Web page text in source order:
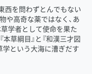
西を問わずとんでもない
や高奇な薬ではなく、あ
学者として使命を果た
草綱目』と『和漢三才図
学という大海に漕ぎだす